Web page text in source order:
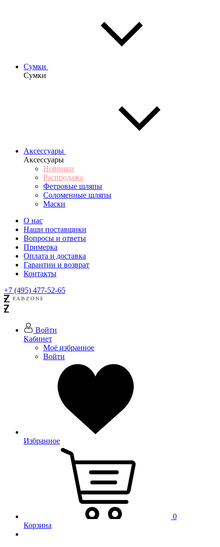
Сумки
Сумки
Аксессуары
Аксессуары
Новинки
Распродажа
Фетровые шляпы
Соломенные шляпы
Маски
О нас
Наши поставщики
Вопросы и ответы
Примерка
Оплата и доставка
Гарантии и возврат
Контакты
+7 (495) 477-52-65
Войти
Кабинет
Моё избранное
Войти
Избранное
0
Корзина